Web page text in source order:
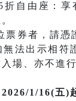
自由座：享
券者，請憑
法出示相符
場、亦不進
2026/1/16(五)